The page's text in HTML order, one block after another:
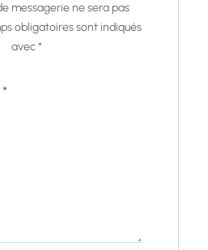
messagerie ne sera pas
obligatoires sont indiqués
avec*
*